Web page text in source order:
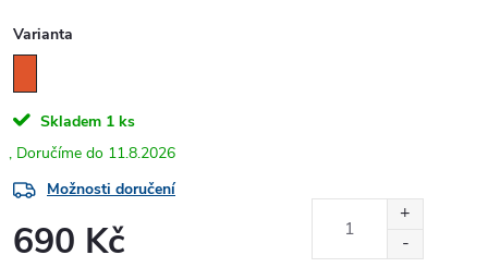
Varianta
Skladem 1 ks
11.8.2026
Možnosti doručení
690 Kč